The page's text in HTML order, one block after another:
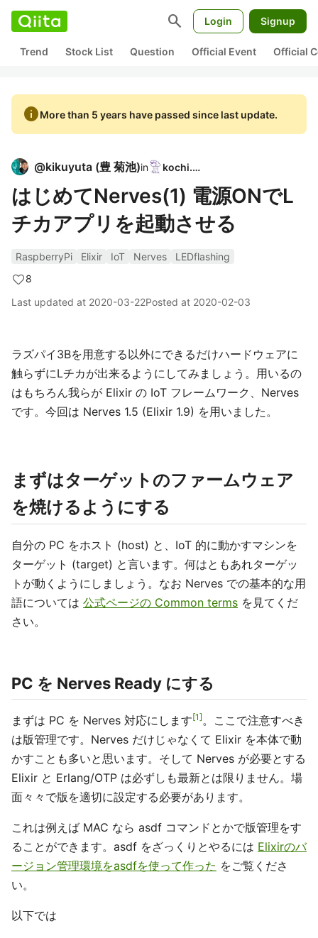
search Login Signup
Trend Stock List Question Official Event Official
infoMore than 5 years have passed since last update.
@kikuyuta (豊 菊池)in kochi.ex
はじめてNerves(1) 電源ONでL
チカアプリを起動させる
RaspberryPi Elixir IoT Nerves
LEDflashing
8
Last updated at 2020-03-22Posted at 2020-02-03
ラズパイ3Bを用意する以外にできるだけハードウェアに
触らずにLチカが出来るようにしてみましょう。用いるの
はもちろん我らが Elixir の IoT フレームワーク、Nerves
です。今回は Nerves 1.5 (Elixir 1.9) を用いました。
まずはターゲットのファームウェア
を焼けるようにする
自分の PC をホスト (host) と、IoT 的に動かすマシンを
ターゲット (target) と言います。何はともあれターゲッ
トが動くようにしましょう。なお Nerves での基本的な用
語については 公式ページの Common terms を見てくだ
さい。
PC を Nerves Ready にする
まずは PC を Nerves 対応にします 1 。ここで注意すべき
は版管理です。Nerves だけじゃなくて Elixir を本体で動
かすことも多いと思います。そして Nerves が必要とする
Elixir と Erlang/OTP は必ずしも最新とは限りません。場
面々々で版を適切に設定する必要があります。
これは例えば MAC なら asdf コマンドとかで版管理をす
ることができます。asdf をざっくりとやるには Elixirのバ
ージョン管理環境をasdfを使って作った をご覧くださ
い。
以下では